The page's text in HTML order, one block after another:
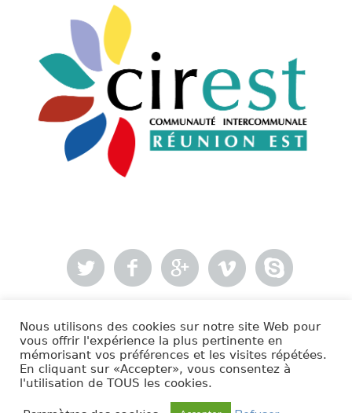
- Mentions légales
Cirest © 2020 | Tous droits réservés.
Nous utilisons des cookies sur notre site Web pour
vous offrir l'expérience la plus pertinente en
mémorisant vos préférences et les visites répétées.
En cliquant sur «Accepter», vous consentez à
l'utilisation de TOUS les cookies.